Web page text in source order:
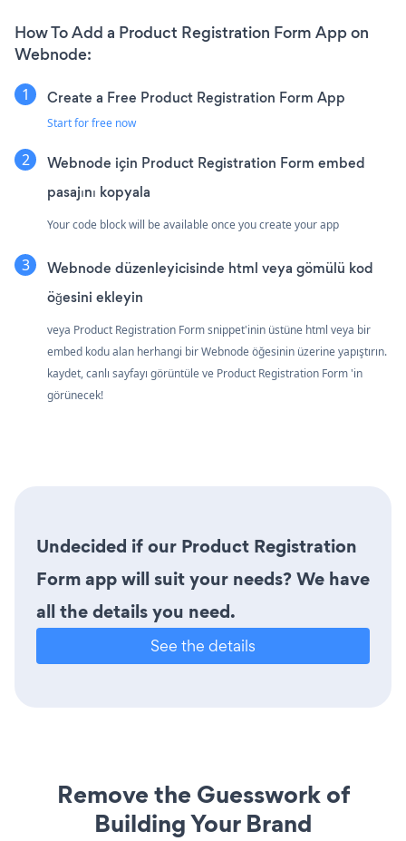
How To Add a Product Registration Form App on
Webnode:
Create a Free Product Registration Form App
Start for free now
Webnode için Product Registration Form embed
pasajını kopyala
Your code block will be available once you create your app
Webnode düzenleyicisinde html veya gömülü kod
öğesini ekleyin
veya Product Registration Form snippet'inin üstüne html veya bir
embed kodu alan herhangi bir Webnode öğesinin üzerine yapıştırın.
kaydet, canlı sayfayı görüntüle ve Product Registration Form 'in
görünecek!
Undecided if our Product Registration
Form app will suit your needs? We have
all the details you need.
See the details
Remove the Guesswork of
Building Your Brand